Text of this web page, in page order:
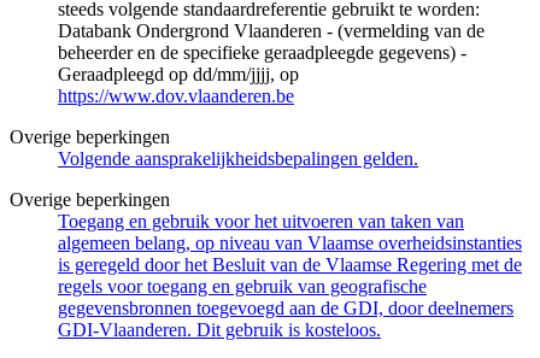
steeds volgende standaardreferentie gebruikt te worden:
Databank Ondergrond Vlaanderen - (vermelding van de
beheerder en de specifieke geraadpleegde gegevens) -
Geraadpleegd op dd/mm/jjjj, op
https://www.dov.vlaanderen.be
Overige beperkingen
Volgende aansprakelijkheidsbepalingen gelden.
Overige beperkingen
Toegang en gebruik voor het uitvoeren van taken van
algemeen belang, op niveau van Vlaamse overheidsinstanties
is geregeld door het Besluit van de Vlaamse Regering met de
regels voor toegang en gebruik van geografische
gegevensbronnen toegevoegd aan de GDI, door deelnemers
GDI-Vlaanderen. Dit gebruik is kosteloos.